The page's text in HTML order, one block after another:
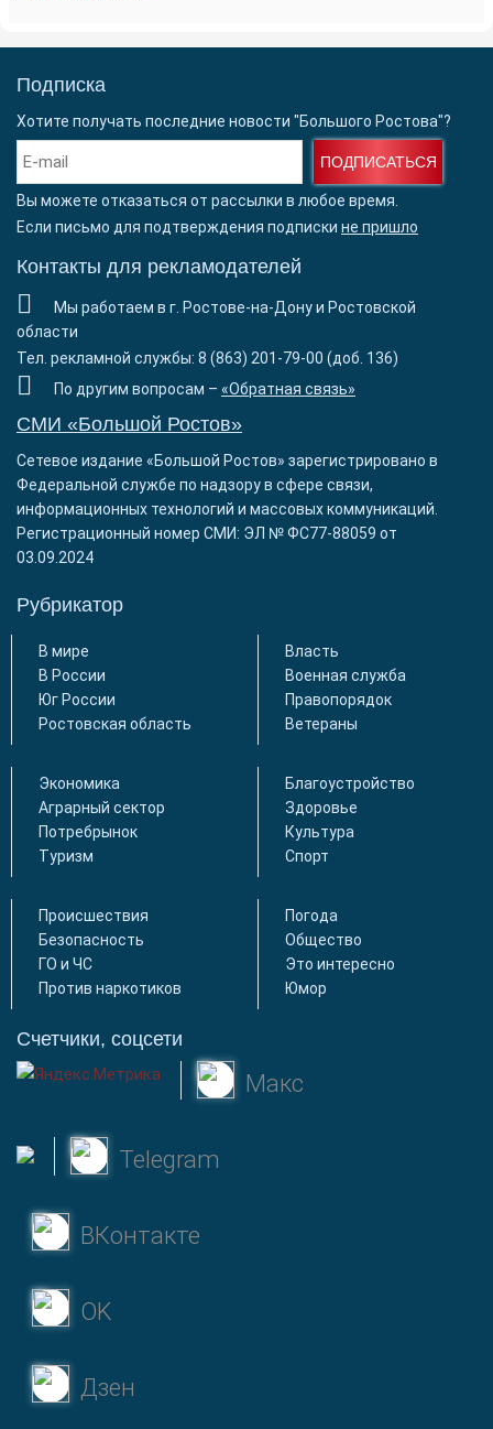
Подписка
Хотите получать последние новости "Большого Ростова"?
ПОДПИСАТЬСЯ
Вы можете отказаться от рассылки в любое время.
Если письмо для подтверждения подписки не пришло
Контакты для рекламодателей
Мы работаем в г. Ростове-на-Дону и Ростовской
области
Тел. рекламной службы: 8 (863) 201-79-00 (доб. 136)
По другим вопросам – «Обратная связь»
СМИ «Большой Ростов»
Сетевое издание «Большой Ростов» зарегистрировано в
Федеральной службе по надзору в сфере связи,
информационных технологий и массовых коммуникаций.
Регистрационный номер СМИ: ЭЛ № ФС77-88059 от
03.09.2024
Рубрикатор
В мире
В России
Юг России
Ростовская область
Власть
Военная служба
Правопорядок
Ветераны
Экономика
Аграрный сектор
Потребрынок
Туризм
Благоустройство
Здоровье
Культура
Спорт
Происшествия
Безопасность
ГО и ЧС
Против наркотиков
Погода
Общество
Это интересно
Юмор
Счетчики, соцсети
Макс
Telegram
ВКонтакте
OK
Дзен